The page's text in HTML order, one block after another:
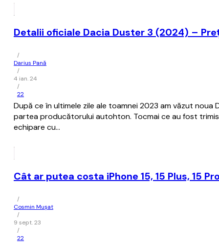
Detalii oficiale Dacia Duster 3 (2024) –
/
Darius Pană
/
4 ian. 24
/
22
După ce în ultimele zile ale toamnei 2023 am văzut
partea producătorului autohton. Tocmai ce au fost
echipare cu…
Cât ar putea costa iPhone 15, 15 Plus, 15
/
Cosmin Mușat
/
9 sept. 23
/
22